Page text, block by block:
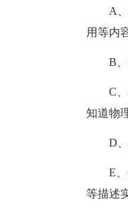
A
用等内
B
C
知道物
D
E
等描述